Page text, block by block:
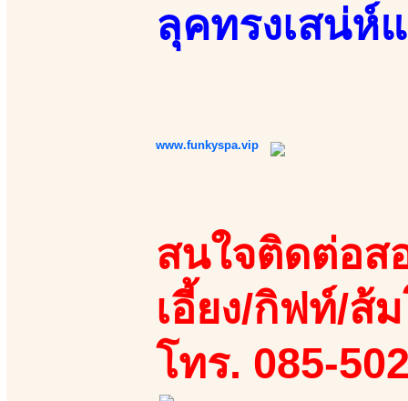
ลุคทรงเสน่ห์
www.funkyspa.vip
สนใจติดต่อส
เอี้ยง/กิฟท์/ส้
โทร. 085-